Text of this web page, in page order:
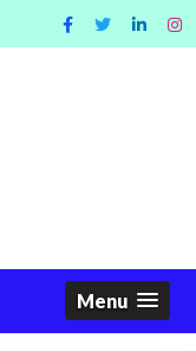
Menu